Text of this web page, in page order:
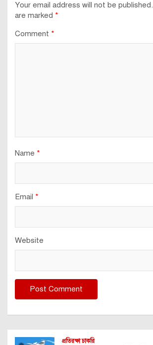
Your email address will not be published.
are marked *
Comment *
Name *
Email *
Website
প্রতিরক্ষা চাকরি